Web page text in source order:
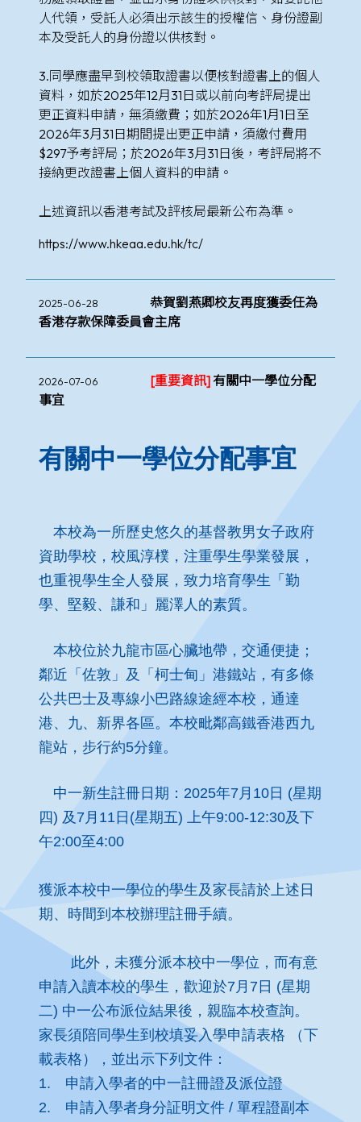
人代領，受託人必須出示該生的授權信、身份證副
本及受託人的身份證以供核對。
3.同學應盡早到校領取證書以便核對證書上的個人
資料，如於2025年12月31日或以前向考評局提出
更正資料申請，無須繳費；如於2026年1月1日至
2026年3月31日期間提出更正申請，須繳付費用
$297予考評局；於2026年3月31日後，考評局將不
接納更改證書上個人資料的申請。
上述資訊以香港考試及評核局最新公布為準。
https://www.hkeaa.edu.hk/tc/
2025-06-28
恭賀劉燕卿校友再度獲委任為
香港存款保障委員會主席
2026-07-06 [重要資訊] 有關中一學位分配
事宜
有關中一學位分配事宜
本校為一所歷史悠久的基督教男女子政府
資助學校，校風淳樸，注重學生學業發展，
也重視學生全人發展，致力培育學生「勤
學、堅毅、謙和」麗澤人的素質。
本校位於九龍市區心臟地帶，交通便捷；
鄰近「佐敦」及「柯士甸」港鐵站，有多條
公共巴士及專線小巴路線途經本校，通達
港、九、新界各區。本校毗鄰高鐵香港西九
龍站，步行約5分鐘。
中一新生註冊日期：2025年7月10日 (星期
四) 及7月11日(星期五) 上午9:00-12:30及下
午2:00至4:00
獲派本校中一學位的學生及家長請於上述日
期、時間到本校辦理註冊手續。
此外，未獲分派本校中一學位，而有意
申請入讀本校的學生，歡迎於7月7日 (星期
二) 中一公布派位結果後，親臨本校查詢。
家長須陪同學生到校填妥入學申請表格 （下
載表格 ），並出示下列文件：
1. 申請入學者的中一註冊證及派位證
2. 申請入學者身分証明文件 / 單程證副本